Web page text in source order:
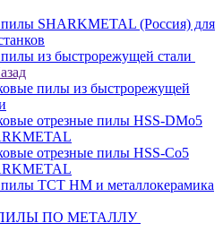
SHARKMETAL (Россия) для
из быстрорежущей стали
пилы из быстрорежущей
отрезные пилы HSS-DMo5
отрезные пилы HSS-Co5
ТСТ НМ и металлокерамика
ПО МЕТАЛЛУ